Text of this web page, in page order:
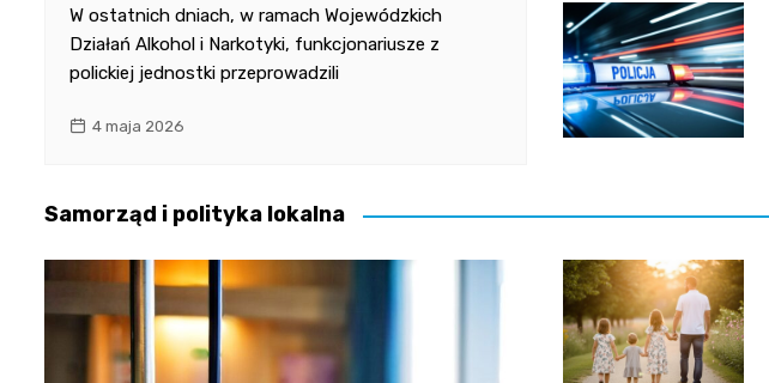
W ostatnich dniach, w ramach Wojewódzkich
Działań Alkohol i Narkotyki, funkcjonariusze z
polickiej jednostki przeprowadzili
4 maja 2026
Samorząd i polityka lokalna